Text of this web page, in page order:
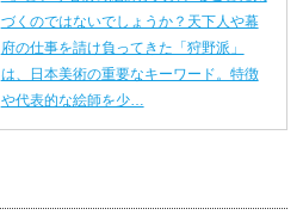
づくのではないでしょうか？天下人や幕
府の仕事を請け負ってきた「狩野派」
は、日本美術の重要なキーワード。特徴
や代表的な絵師を少…